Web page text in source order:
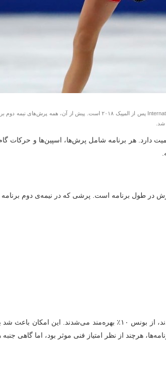
برنامه است. پرشی که در نیمه‌ی دوم برنامه زده شود،
قبل از سال ۲۰۱۸، تمامی پرش‌هایی که در نیمه‌ی دوم برنامه